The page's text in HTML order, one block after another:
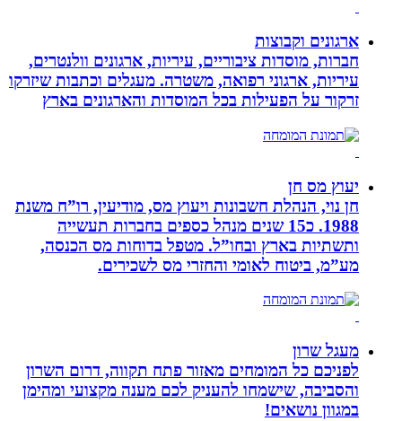
ארגונים וקבוצות
חברות, מוסדות ציבוריים, עיריות, ארגונים וולנטרים,
עיריות, ארגוני רפואה, משטרה. מעגלים וכתבות שיזרקו
זרקור על הפעילות בכל המוסדות והארגונים בארץ
יעוץ מס חן
חן נוי, הנהלת חשבונות ויעוץ מס, מודיעין, רו”ח משנת
1988. כ15 שנים מנהל כספים בחברות תעשייה
ותשתיות בארץ ובחו”ל. מטפל בדוחות מס הכנסה,
מע”מ, ביטוח לאומי והחזרי מס לשכירים.
מעגל שרון
לפניכם כל המומחים מאזור פתח תקווה, דרום השרון
והסביבה, שישמחו להעניק לכם מענה מקצועי ומהימן
במגוון נושאים!